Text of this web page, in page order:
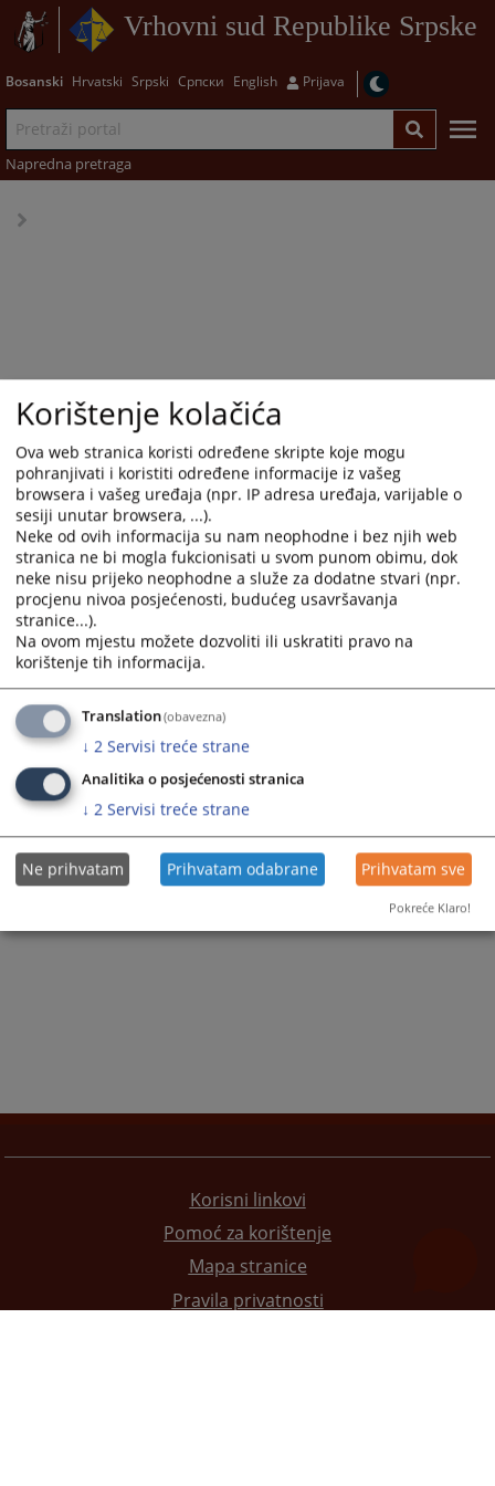
Vrhovni sud Republike Srpske
Bosanski Hrvatski Srpski Српски English Prijava
Napredna pretraga
Trenutno nema vijesti
Korisni linkovi
Pomoć za korištenje
Mapa stranice
Pravila privatnosti
Korištenje kolačića
Ova web stranica koristi određene skripte koje mogu
pohranjivati i koristiti određene informacije iz vašeg
browsera i vašeg uređaja (npr. IP adresa uređaja, varijable o
sesiji unutar browsera, ...).
Neke od ovih informacija su nam neophodne i bez njih web
stranica ne bi mogla fukcionisati u svom punom obimu, dok
neke nisu prijeko neophodne a služe za dodatne stvari (npr.
procjenu nivoa posjećenosti, budućeg usavršavanja
stranice...).
Na ovom mjestu možete dozvoliti ili uskratiti pravo na
korištenje tih informacija.
Translation(obavezna)
↓ 2 Servisi treće strane
Analitika o posjećenosti stranica
↓ 2 Servisi treće strane
Ne prihvatam Prihvatam odabrane Prihvatam sve
Pokreće Klaro!